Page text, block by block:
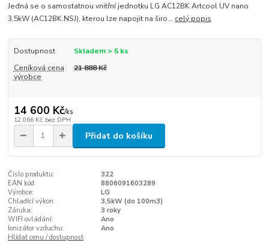
Jedná se o samostatnou vnitřní jednotku LG AC12BK Artcool UV nano
3,5kW (AC12BK.NSJ), kterou lze napojit na širo... celý popis
Dostupnost
Skladem > 5 ks
Ceníková cena
výrobce
21 888 Kč
14 600 Kč/ks
12 066 Kč bez DPH
Přidat do košíku
Číslo produktu:
322
EAN kód:
8806091603289
Výrobce:
LG
Chladící výkon:
3,5kW (do 100m3)
Záruka:
3 roky
WIFI ovládání:
Ano
Ionizátor vzduchu:
Ano
Hlídat cenu / dostupnost